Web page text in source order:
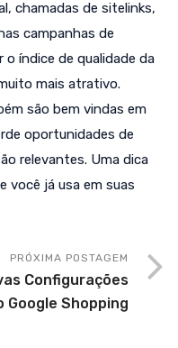
chamadas de sitelinks,
campanhas de
o índice de qualidade da
mais atrativo.
são bem vindas em
oportunidades de
relevantes. Uma dica
você já usa em suas
PRÓXIMA POSTAGEM
Configurações
Google Shopping